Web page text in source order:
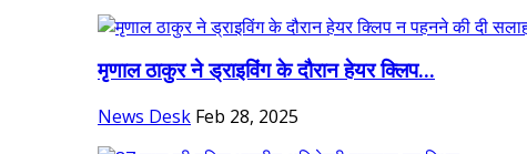
मृणाल ठाकुर ने ड्राइविंग के दौरान हेयर क्लिप...
News Desk Feb 28, 2025